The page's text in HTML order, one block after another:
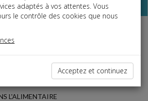
dépêches
L'ALIMENTAIRE
adaptés à vos attentes. Vous
le contrôle des cookies que nous
Acceptez et continuez